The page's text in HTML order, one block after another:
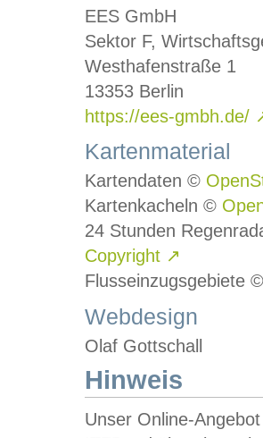
EES GmbH
Sektor F,
Westhafenstraße 1
13353 Berlin
https://ees-gmbh.de/
Kartenmaterial
Kartendaten ©
Kartenkacheln ©
24 Stunden
Copyright ↗
Flusseinzugsgebiete
Webdesign
Olaf Gottschall
Hinweis
Unser Online-